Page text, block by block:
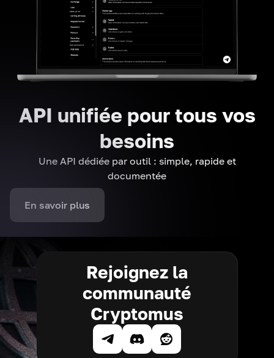
API unifiée pour tous vos
besoins
Une API dédiée par outil : simple, rapide et
documentée
En savoir plus
Rejoignez la
communauté
Cryptomus